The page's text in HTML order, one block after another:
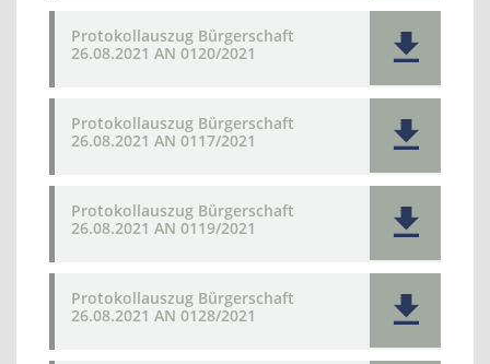
Protokollauszug Bürgerschaft
26.08.2021 AN 0120/2021
Protokollauszug Bürgerschaft
26.08.2021 AN 0117/2021
Protokollauszug Bürgerschaft
26.08.2021 AN 0119/2021
Protokollauszug Bürgerschaft
26.08.2021 AN 0128/2021